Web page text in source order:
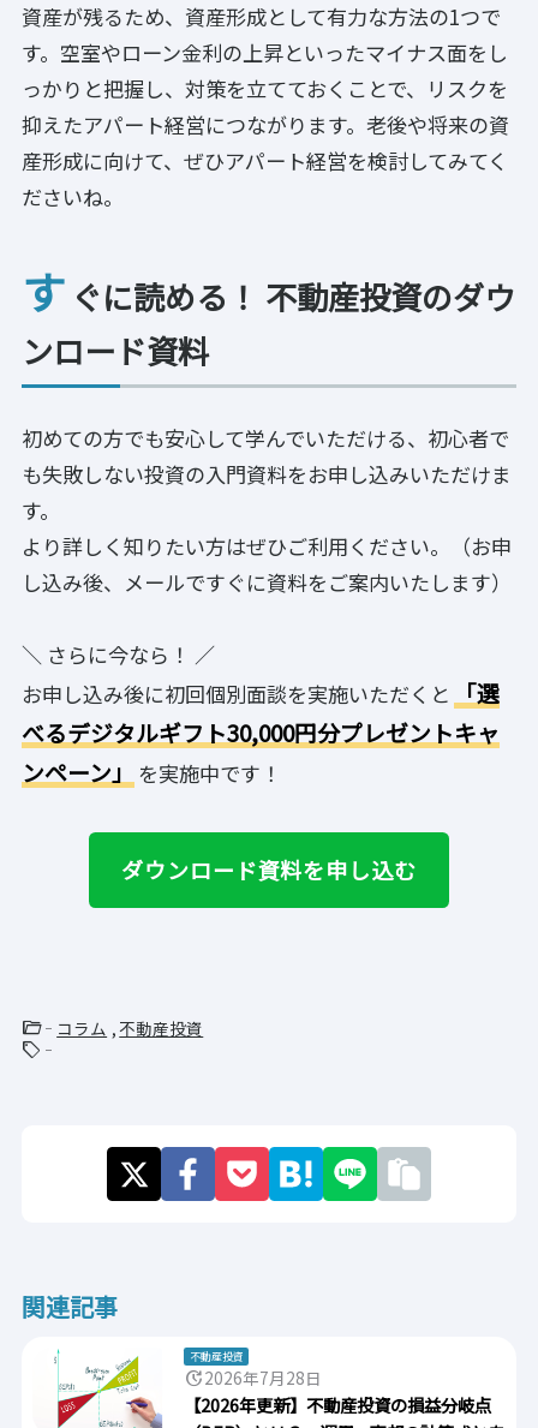
資産が残るため、資産形成として有力な方法の1つで
す。空室やローン金利の上昇といったマイナス面をし
っかりと把握し、対策を立てておくことで、リスクを
抑えたアパート経営につながります。老後や将来の資
産形成に向けて、ぜひアパート経営を検討してみてく
ださいね。
す ぐに読める！ 不動産投資のダウ
ンロード資料
初めての方でも安心して学んでいただける、初心者で
も失敗しない投資の入門資料をお申し込みいただけま
す。
より詳しく知りたい方はぜひご利用ください。（お申
し込み後、メールですぐに資料をご案内いたします）
＼ さらに今なら！ ／
お申し込み後に初回個別面談を実施いただくと
「選
べるデジタルギフト30,000円分プレゼントキャ
ンペーン」 を実施中です！
ダウンロード資料を申し込む
folder_open コラム 不動産投資
sell
関連記事
不動産投資
update2026年7月28日
【2026年更新】不動産投資の損益分岐点